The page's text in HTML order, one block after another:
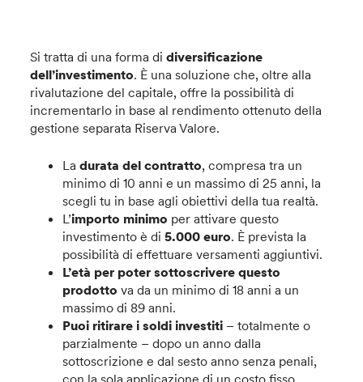
Si tratta di una forma didiversificazione
dell’investimento. È una soluzione che, oltre alla
rivalutazione del capitale, offre la possibilità di
incrementarlo in base al rendimento ottenuto della
gestione separata Riserva Valore.
Ladurata del contratto, compresa tra un
minimo di 10 anni e un massimo di 25 anni, la
scegli tu in base agli obiettivi della tua realtà.
L’importo minimo per attivare questo
investimento è di5.000 euro. È prevista la
possibilità di effettuare versamenti aggiuntivi.
L’età per poter sottoscrivere questo
prodotto va da un minimo di 18 anni a un
massimo di 89 anni.
Puoi ritirare i soldi investiti – totalmente o
parzialmente – dopo un anno dalla
sottoscrizione e dal sesto anno senza penali,